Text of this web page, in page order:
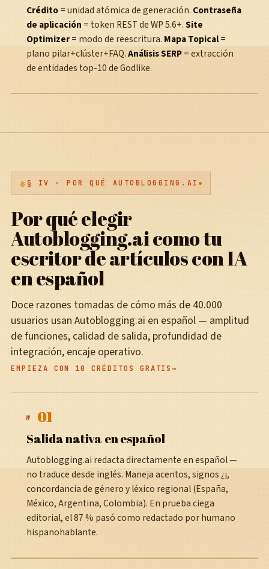
Crédito= unidad atómica de generación. Contraseña
de aplicación = token REST de WP 5.6+.Site
Optimizer= modo de reescritura. Mapa Topical=
plano pilar+clúster+FAQ.Análisis SERP= extracción
de entidades top-10 de Godlike.
§ IV · POR QUÉ AUTOBLOGGING.AI
Por qué elegir
Autoblogging.ai como tu
escritor de artículos con IA
en español
Doce razones tomadas de cómo más de 40.000
usuarios usan Autoblogging.ai en español — amplitud
de funciones, calidad de salida, profundidad de
integración, encaje operativo.
EMPIEZA CON 10 CRÉDITOS GRATIS
№ 01
Salida nativa en español
Autoblogging.ai redacta directamente en español —
no traduce desde inglés. Maneja acentos, signos ¿¡,
concordancia de género y léxico regional (España,
México, Argentina, Colombia). En prueba ciega
editorial, el 87 % pasó como redactado por humano
hispanohablante.